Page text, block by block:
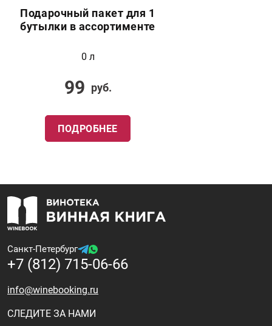
Подарочный пакет для 1
бутылки в ассортименте
0 л
99 руб.
ПОДРОБНЕЕ
Санкт-Петербург
+7 (812) 715-06-66
info@winebooking.ru
СЛЕДИТЕ ЗА НАМИ